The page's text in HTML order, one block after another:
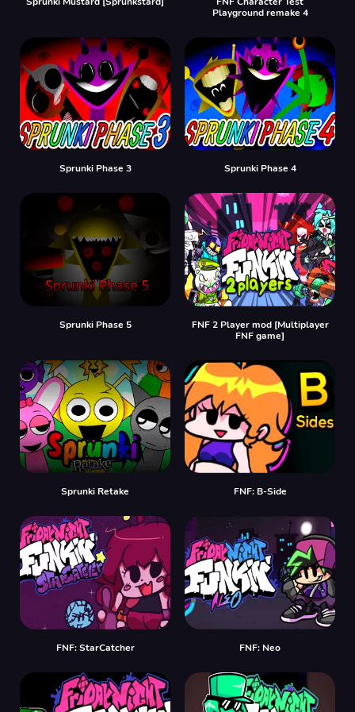
Playground remake 4
Sprunki Phase 3 Sprunki Phase 4
Sprunki Phase 5
FNF 2 Player mod [Multiplayer
FNF game]
Sprunki Retake FNF: B-Side
FNF: StarCatcher FNF: Neo